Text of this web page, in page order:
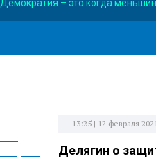
Демократия – это когда
13:25 | 12 февраля
Делягин о